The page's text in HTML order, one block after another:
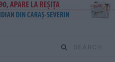
S